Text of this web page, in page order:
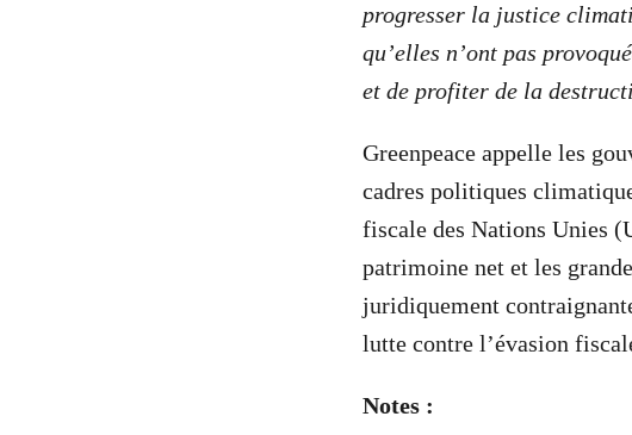
progresser la justice
qu’elles n’ont pas
et de profiter de la
Greenpeace appelle les
cadres politiques
fiscale des Nations Unies
patrimoine net et les
juridiquement
lutte contre l’évasion
Notes :